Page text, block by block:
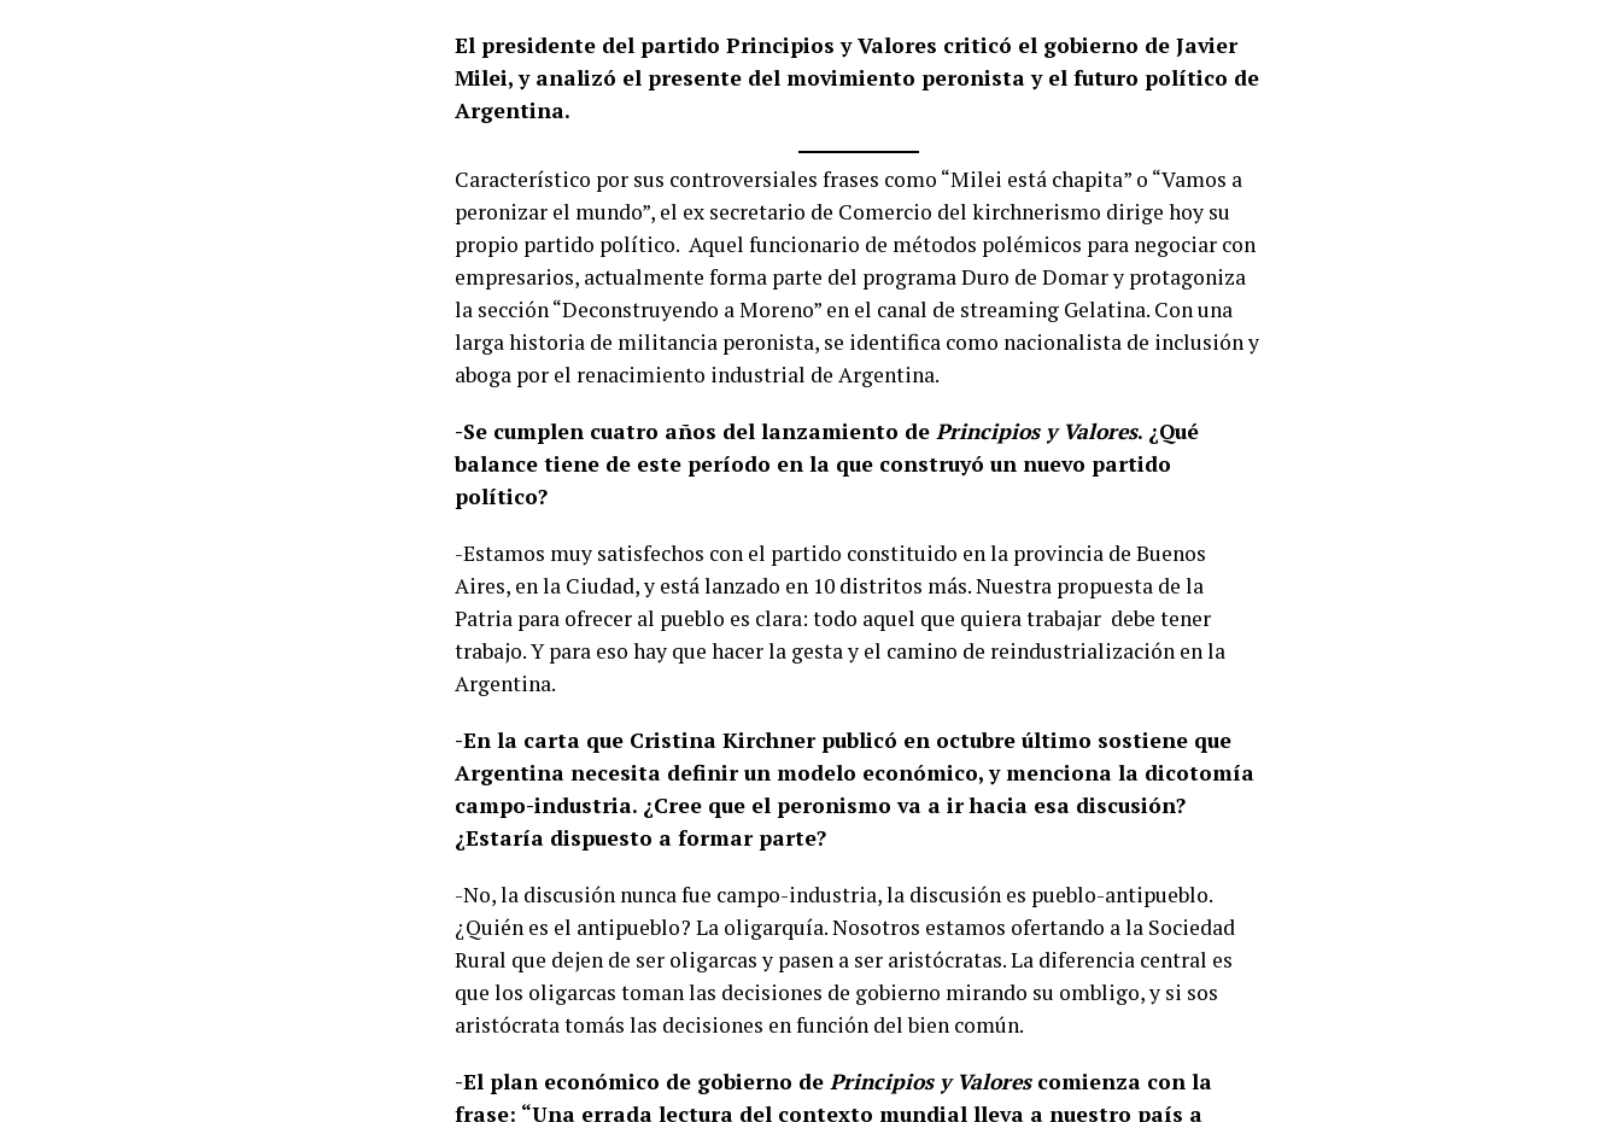
El presidente del partido Principios y Valores criticó el gobierno de Javier
Milei, y analizó el presente del movimiento peronista y el futuro político de
Argentina.
Característico por sus controversiales frases como “Milei está chapita” o “Vamos a
peronizar el mundo”, el ex secretario de Comercio del kirchnerismo dirige hoy su
propio partido político. Aquel funcionario de métodos polémicos para negociar con
empresarios, actualmente forma parte del programa Duro de Domar y protagoniza
la sección “Deconstruyendo a Moreno” en el canal de streaming Gelatina. Con una
larga historia de militancia peronista, se identifica como nacionalista de inclusión y
aboga por el renacimiento industrial de Argentina.
-Se cumplen cuatro años del lanzamiento de Principios y Valores. ¿Qué
balance tiene de este período en la que construyó un nuevo partido
político?
-Estamos muy satisfechos con el partido constituido en la provincia de Buenos
Aires, en la Ciudad, y está lanzado en 10 distritos más. Nuestra propuesta de la
Patria para ofrecer al pueblo es clara: todo aquel que quiera trabajar debe tener
trabajo. Y para eso hay que hacer la gesta y el camino de reindustrialización en la
Argentina.
-En la carta que Cristina Kirchner publicó en octubre último sostiene que
Argentina necesita definir un modelo económico, y menciona la dicotomía
campo-industria. ¿Cree que el peronismo va a ir hacia esa discusión?
¿Estaría dispuesto a formar parte?
-No, la discusión nunca fue campo-industria, la discusión es pueblo-antipueblo.
¿Quién es el antipueblo? La oligarquía. Nosotros estamos ofertando a la Sociedad
Rural que dejen de ser oligarcas y pasen a ser aristócratas. La diferencia central es
que los oligarcas toman las decisiones de gobierno mirando su ombligo, y si sos
aristócrata tomás las decisiones en función del bien común.
-El plan económico de gobierno de Principios y Valorescomienza con la
frase: “Una errada lectura del contexto mundial lleva a nuestro país a